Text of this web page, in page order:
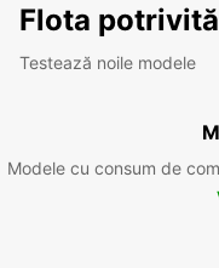
Flota
Testează noile modele
Modele cu consum de